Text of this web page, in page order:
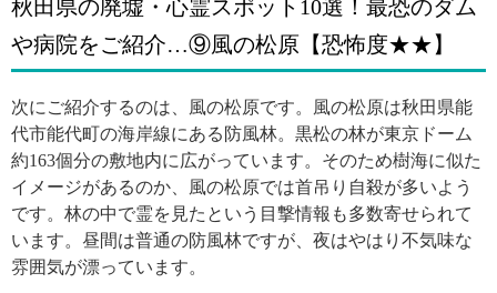
秋田県の廃墟・心霊スポット10選！最恐のダム
や病院をご紹介…⑨風の松原【恐怖度★★】
次にご紹介するのは、風の松原です。風の松原は秋田県能
代市能代町の海岸線にある防風林。黒松の林が東京ドーム
約163個分の敷地内に広がっています。そのため樹海に似た
イメージがあるのか、風の松原では首吊り自殺が多いよう
です。林の中で霊を見たという目撃情報も多数寄せられて
います。昼間は普通の防風林ですが、夜はやはり不気味な
雰囲気が漂っています。